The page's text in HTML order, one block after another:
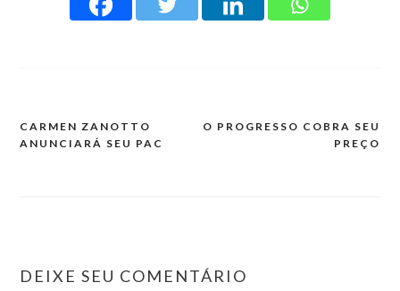
CARMEN ZANOTTO
ANUNCIARÁ SEU PAC
O PROGRESSO COBRA SEU
PREÇO
DEIXE SEU COMENTÁRIO